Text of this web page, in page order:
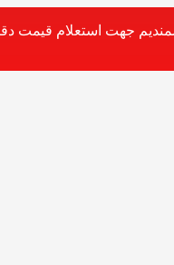
جهت استعلام قیمت